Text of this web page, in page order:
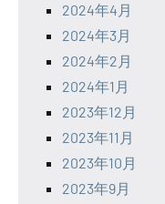
2024年4月
2024年3月
2024年2月
2024年1月
2023年12月
2023年11月
2023年10月
2023年9月